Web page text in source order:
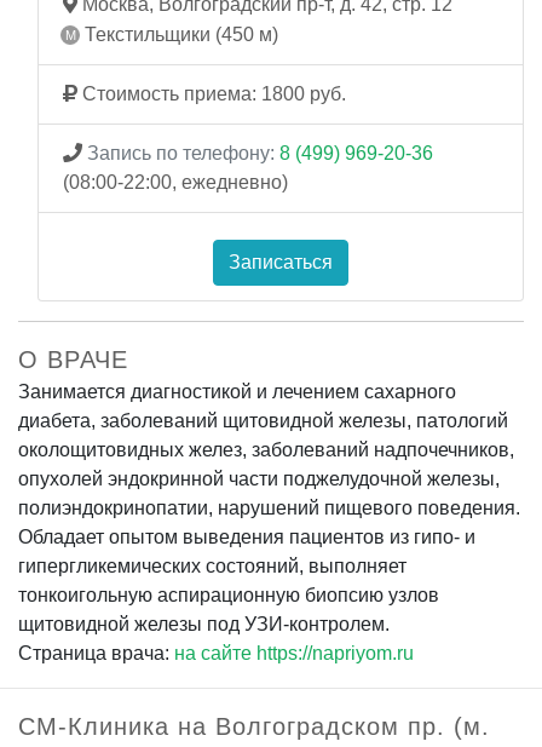
Москва, Волгоградский пр-т, д. 42, стр. 12
Текстильщики (450 м)
Стоимость приема: 1800 руб.
Запись по телефону: 8 (499) 969-20-36
(08:00-22:00, ежедневно)
Записаться
О ВРАЧЕ
Занимается диагностикой и лечением сахарного
диабета, заболеваний щитовидной железы, патологий
околощитовидных желез, заболеваний надпочечников,
опухолей эндокринной части поджелудочной железы,
полиэндокринопатии, нарушений пищевого поведения.
Обладает опытом выведения пациентов из гипо- и
гипергликемических состояний, выполняет
тонкоигольную аспирационную биопсию узлов
щитовидной железы под УЗИ-контролем.
Страница врача: на сайте https://napriyom.ru
СМ-Клиника на Волгоградском пр. (м.